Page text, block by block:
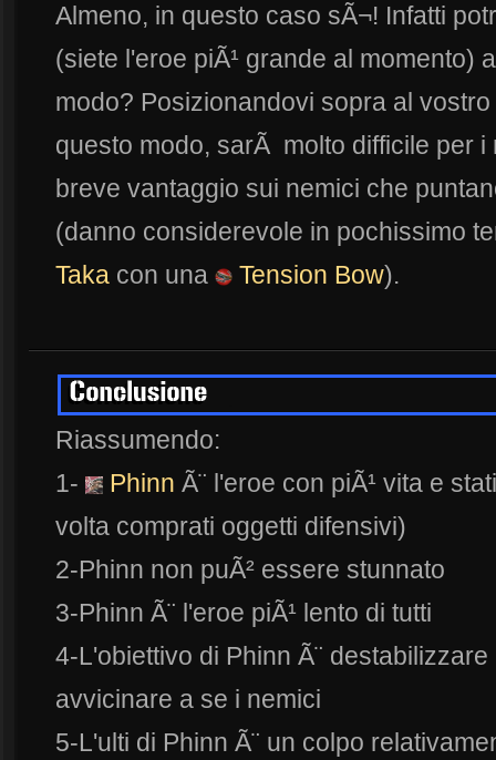
Almeno, in questo caso sÃ¬! Infatti
(siete l'eroe piÃ¹ grande al momento)
modo? Posizionandovi sopra al
questo modo, sarÃ molto difficile per
breve vantaggio sui nemici che
(danno considerevole in pochissimo
Taka con una Tension Bow).
Riassumendo:
1-
Phinn Ã¨ l'eroe con piÃ¹ vita e
volta comprati oggetti difensivi)
2-Phinn non puÃ² essere stunnato
3-Phinn Ã¨ l'eroe piÃ¹ lento di tutti
4-L'obiettivo di Phinn Ã¨
avvicinare a se i nemici
5-L'ulti di Phinn Ã¨ un colpo